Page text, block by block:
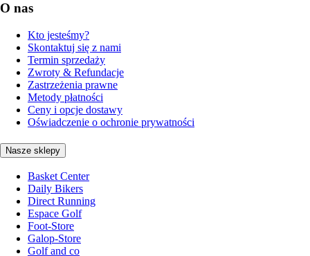
O nas
Kto jesteśmy?
Skontaktuj się z nami
Termin sprzedaży
Zwroty & Refundacje
Zastrzeżenia prawne
Metody płatności
Ceny i opcje dostawy
Oświadczenie o ochronie prywatności
Nasze sklepy
Basket Center
Daily Bikers
Direct Running
Espace Golf
Foot-Store
Galop-Store
Golf and co